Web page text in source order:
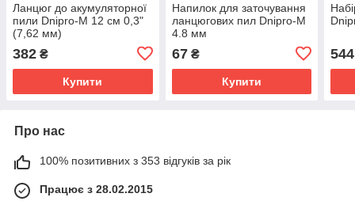
Ланцюг до акумуляторної
пили Dnipro-M 12 см 0,3"
(7,62 мм)
382 ₴
Купити
Напилок для заточування
ланцюгових пил Dnipro-M
4.8 мм
67₴
Купити
544
Про нас
100% позитивних з 353 відгуків за рік
Працює з 28.02.2015